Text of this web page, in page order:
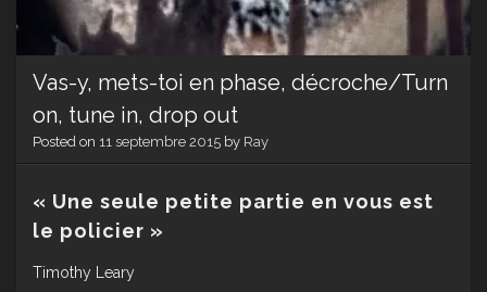
Vas-y, mets-toi en phase, décroche/Turn
on, tune in, drop out
Posted on 11 septembre 2015 by Ray
« Une seule petite partie en vous est
le policier »
Timothy Leary